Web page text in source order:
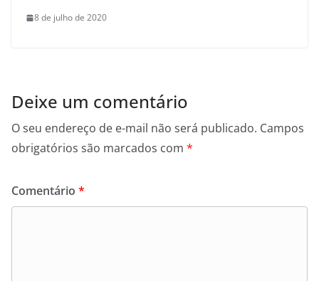
8 de julho de 2020
Deixe um comentário
O seu endereço de e-mail não será publicado. Campos
obrigatórios são marcados com *
Comentário *